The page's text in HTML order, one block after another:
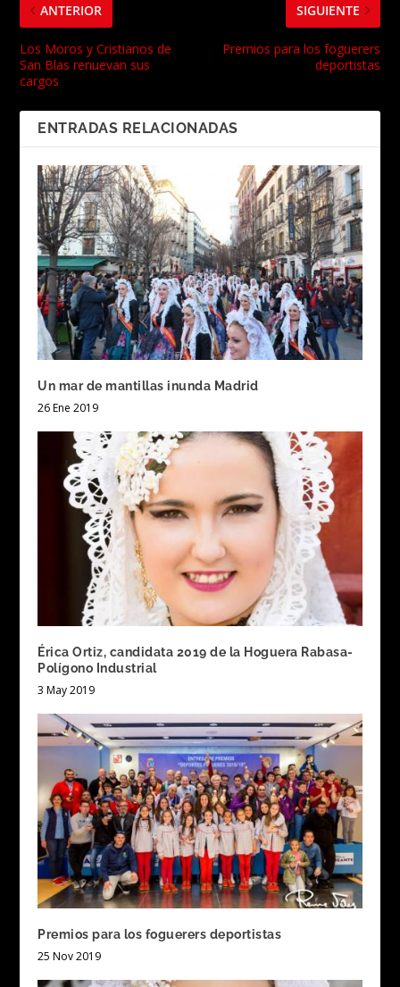
ANTERIOR
Los Moros y Cristianos de
San Blas renuevan sus
cargos
SIGUIENTE
Premios para los foguerers
deportistas
ENTRADAS RELACIONADAS
Un mar de mantillas inunda Madrid
26 Ene 2019
Érica Ortiz, candidata 2019 de la Hoguera Rabasa-
Polígono Industrial
3 May 2019
Premios para los foguerers deportistas
25 Nov 2019